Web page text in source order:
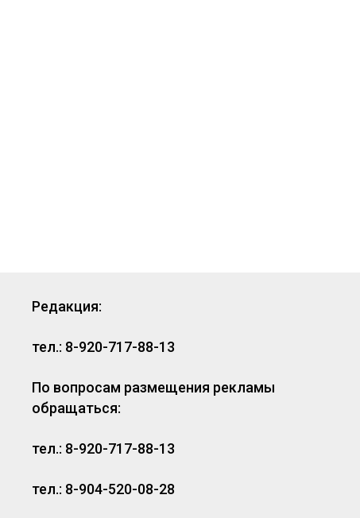
Редакция:
тел.: 8-920-717-88-13
По вопросам размещения рекламы
обращаться:
тел.: 8-920-717-88-13
тел.: 8-904-520-08-28